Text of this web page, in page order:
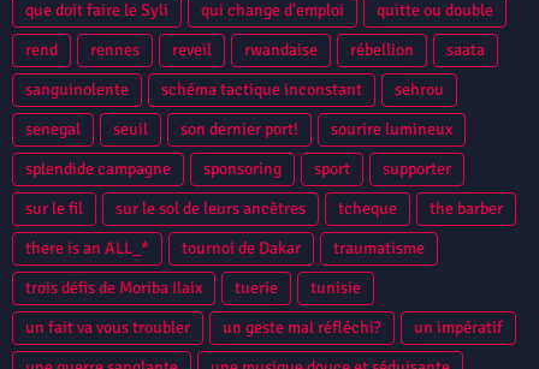
que doit faire le Syli
qui change d'emploi
quitte ou double
rend
rennes reveil rwandaise rébellion
saata
sanguinolente
schéma tactique inconstant
sehrou
senegal
seuil son dernier port!
sourire lumineux
splendide campagne
sponsoring sport
supporter
sur le fil
sur le sol de leurs ancêtres tcheque
the barber
there is an ALL_*
tournoi de Dakar
traumatisme
trois défis de Moriba Ilaix
tuerie
tunisie
un fait va vous troubler
un geste mal réfléchi?
un impératif